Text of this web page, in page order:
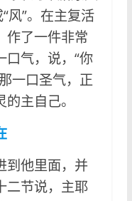
风”。在主复活
作了一件非常
口气，说，“你
一口圣气，正
主自己。
到他里面，并
二节说，主耶